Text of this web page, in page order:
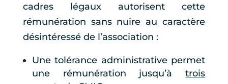
cadres légaux autorisent cette
rémunération sans nuire au caractère
désintéressé de l’association :
Une tolérance administrative permet
une rémunération jusqu’àtrois